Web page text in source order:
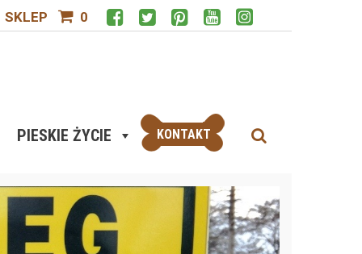
SKLEP 0
PIESKIE ŻYCIE KONTAKT